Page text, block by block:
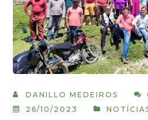
DANILLO MEDEIROS
26/10/2023